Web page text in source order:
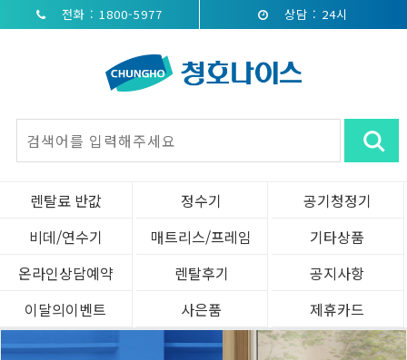
전화 : 1800-5977 상담 : 24시
렌탈료 반값 정수기
공기청정기
비데/연수기
매트리스/프레임
기타상품
온라인상담예약
렌탈후기
공지사항
이달의이벤트
사은품 제휴카드